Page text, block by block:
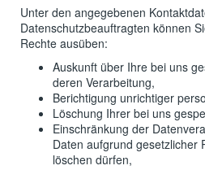
Unter den angegebenen
Datenschutzbeauftragten können
Rechte ausüben:
Auskunft über Ihre bei uns
deren Verarbeitung,
Berichtigung unrichtiger
Löschung Ihrer bei uns
Einschränkung der
Daten aufgrund gesetzlicher
löschen dürfen,